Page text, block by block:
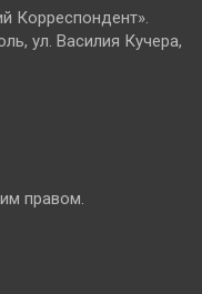
Корреспондент».
ул. Василия Кучера,
правом.